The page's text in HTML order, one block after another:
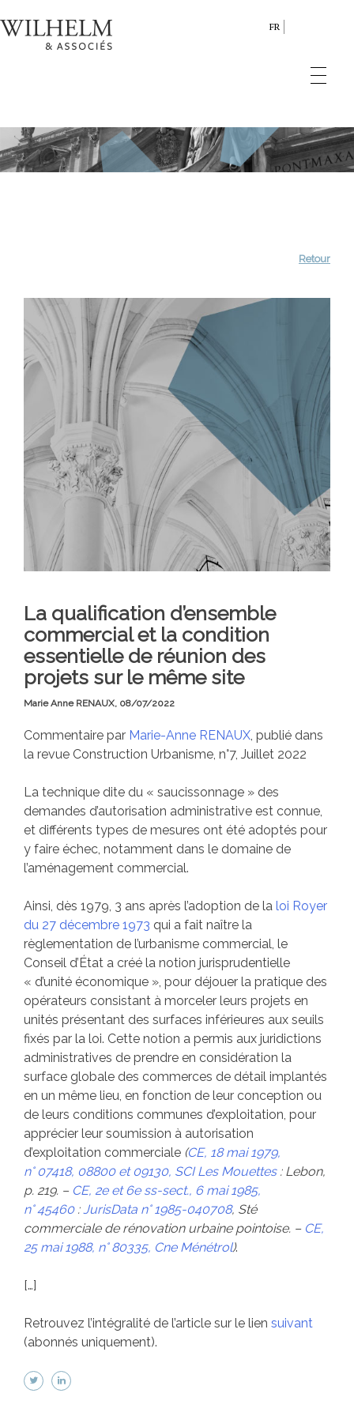
FR
Retour
La qualification d’ensemble
commercial et la condition
essentielle de réunion des
projets sur le même site
Marie Anne RENAUX, 08/07/2022
Commentaire par Marie-Anne RENAUX, publié dans
la revue Construction Urbanisme, n°7, Juillet 2022
La technique dite du « saucissonnage » des
demandes d’autorisation administrative est connue,
et différents types de mesures ont été adoptés pour
y faire échec, notamment dans le domaine de
l’aménagement commercial.
Ainsi, dès 1979, 3 ans après l’adoption de la loi Royer
du 27 décembre 1973 qui a fait naître la
règlementation de l’urbanisme commercial, le
Conseil d’État a créé la notion jurisprudentielle
« d’unité économique », pour déjouer la pratique des
opérateurs consistant à morceler leurs projets en
unités présentant des surfaces inférieures aux seuils
fixés par la loi. Cette notion a permis aux juridictions
administratives de prendre en considération la
surface globale des commerces de détail implantés
en un même lieu, en fonction de leur conception ou
de leurs conditions communes d’exploitation, pour
apprécier leur soumission à autorisation
d’exploitation commerciale (CE, 18 mai 1979,
n° 07418, 08800 et 09130, SCI Les Mouettes: Lebon,
p. 219. – CE, 2e et 6e ss-sect., 6 mai 1985,
n° 45460:JurisData n° 1985-040708, Sté
commerciale de rénovation urbaine pointoise. – CE,
25 mai 1988, n° 80335, Cne Ménétrol).
[…]
Retrouvez l’intégralité de l’article sur le lien suivant
(abonnés uniquement).